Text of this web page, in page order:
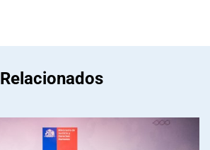
Relacionados